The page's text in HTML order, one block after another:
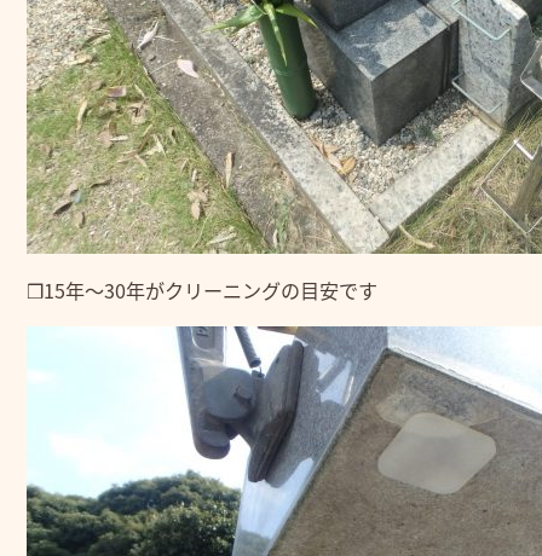
❒15年～30年がクリーニングの目安です